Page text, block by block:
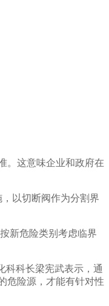
。这意味企业和政府在
以切断阀作为分割界
新危险类别考虑临界
科长梁宪武表示，通
危险源，才能有针对性